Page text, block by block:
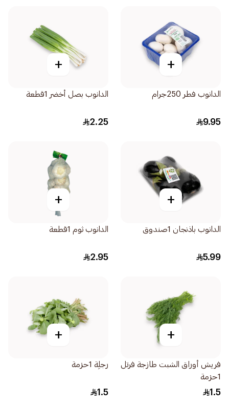
+
الدانوب فطر 250جرام
9.95
+
الدانوب بصل أخضر 1قطعة
2.25
+
الدانوب باذنجان 1صندوق
5.99
+
الدانوب ثوم 1قطعة
2.95
+
فريش أوراق الشبت طازجة فرتل
1حزمة
1.5
+
رجلِة 1حزمة
1.5